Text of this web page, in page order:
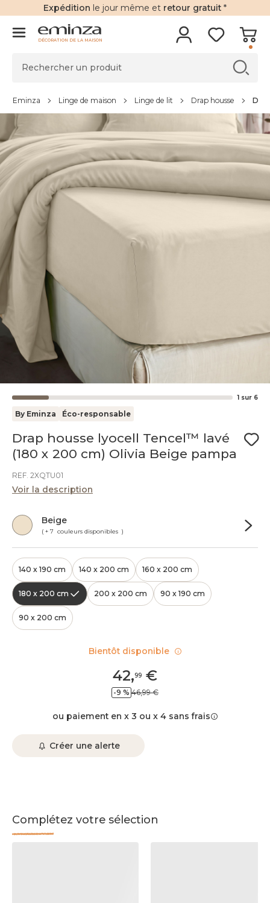
Expédition le jour même et retour gratuit *
DÉCORATION DE LA MAISON
Eminza Linge de maison Linge de lit Drap housse
1 sur 6
By Eminza Éco-responsable
Drap housse lyocell Tencel™ lavé
(180 x 200 cm) Olivia Beige pampa
REF. 2XQTU01
Voir la description
Beige
( + 7 couleurs disponibles )
140 x 190 cm 140 x 200 cm 160 x 200 cm
180 x 200 cm 200 x 200 cm 90 x 190 cm
90 x 200 cm
42,99 €
-9 % 46,99 €
ou paiement en x 3 ou x 4 sans frais
Créer une alerte
Complétez votre sélection